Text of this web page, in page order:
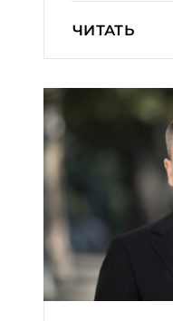
ЧИТАТЬ